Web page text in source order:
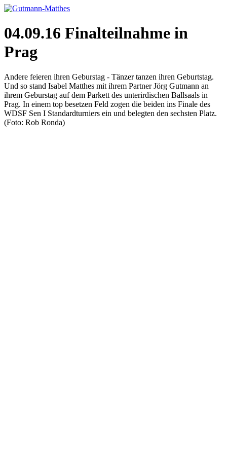
04.09.16 Finalteilnahme in
Prag
Andere feieren ihren Geburstag - Tänzer tanzen ihren Geburtstag.
Und so stand Isabel Matthes mit ihrem Partner Jörg Gutmann an
ihrem Geburstag auf dem Parkett des unterirdischen Ballsaals in
Prag. In einem top besetzen Feld zogen die beiden ins Finale des
WDSF Sen I Standardturniers ein und belegten den sechsten Platz.
(Foto: Rob Ronda)